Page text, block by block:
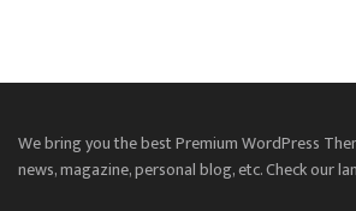
We bring you the best Premium WordPress
news, magazine, personal blog, etc. Check our